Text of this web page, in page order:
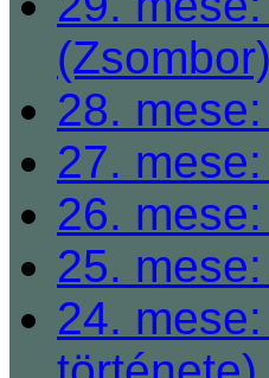
(Zsombor)
28.
27.
26.
25.
24.